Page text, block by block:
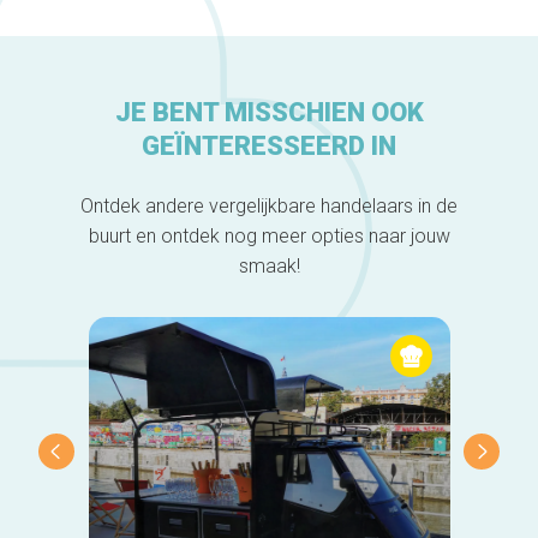
JE BENT MISSCHIEN OOK
GEÏNTERESSEERD IN
Ontdek andere vergelijkbare handelaars in de
buurt en ontdek nog meer opties naar jouw
smaak!